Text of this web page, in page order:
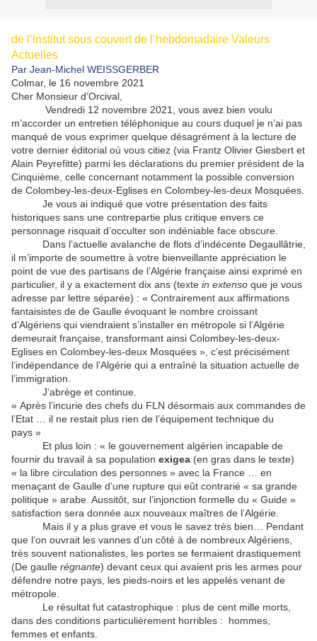
de l’Institut sous couvert de l’hebdomadaire Valeurs
Actuelles
Par Jean-Michel WEISSGERBER
Colmar, le 16 novembre 2021
Cher Monsieur d’Orcival,
Vendredi 12 novembre 2021, vous avez bien voulu
m’accorder un entretien téléphonique au cours duquel je n’ai pas
manqué de vous exprimer quelque désagrément à la lecture de
votre dernier éditorial où vous citiez (via Frantz Olivier Giesbert et
Alain Peyrefitte) parmi les déclarations du premier président de la
Cinquième, celle concernant notamment la possible conversion
de Colombey-les-deux-Eglises en Colombey-les-deux Mosquées.
Je vous ai indiqué que votre présentation des faits
historiques sans une contrepartie plus critique envers ce
personnage risquait d’occulter son indéniable face obscure.
Dans l’actuelle avalanche de flots d’indécente Degaullâtrie,
il m’importe de soumettre à votre bienveillante appréciation le
point de vue des partisans de l’Algérie française ainsi exprimé en
particulier, il y a exactement dix ans (texte in extenso que je vous
adresse par lettre séparée) : « Contrairement aux affirmations
fantaisistes de de Gaulle évoquant le nombre croissant
d’Algériens qui viendraient s’installer en métropole si l’Algérie
demeurait française, transformant ainsi Colombey-les-deux-
Eglises en Colombey-les-deux Mosquées », c’est précisément
l’indépendance de l’Algérie qui a entraîné la situation actuelle de
l’immigration.
J’abrège et continue.
« Après l’incurie des chefs du FLN désormais aux commandes de
l’Etat … il ne restait plus rien de l’équipement technique du
pays »
Et plus loin : « le gouvernement algérien incapable de
fournir du travail à sa population exigea (en gras dans le texte)
« la libre circulation des personnes » avec la France … en
menaçant de Gaulle d’une rupture qui eût contrarié « sa grande
politique » arabe. Aussitôt, sur l’injonction formelle du « Guide »
satisfaction sera donnée aux nouveaux maîtres de l’Algérie.
Mais il y a plus grave et vous le savez très bien… Pendant
que l’on ouvrait les vannes d’un côté à de nombreux Algériens,
très souvent nationalistes, les portes se fermaient drastiquement
(De gaulle régnante) devant ceux qui avaient pris les armes pour
défendre notre pays, les pieds-noirs et les appelés venant de
métropole.
Le résultat fut catastrophique : plus de cent mille morts,
dans des conditions particulièrement horribles : hommes,
femmes et enfants.